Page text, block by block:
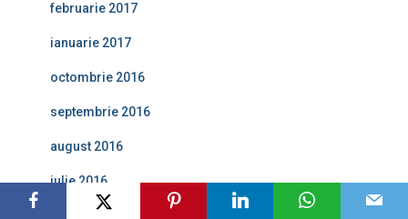
februarie 2017
ianuarie 2017
octombrie 2016
septembrie 2016
august 2016
iulie 2016